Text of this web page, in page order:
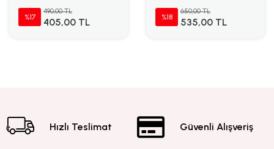
%17
490,00 TL
405,00 TL %18
650,00 TL
535,00 TL
Hızlı Teslimat Güvenli Alışveriş